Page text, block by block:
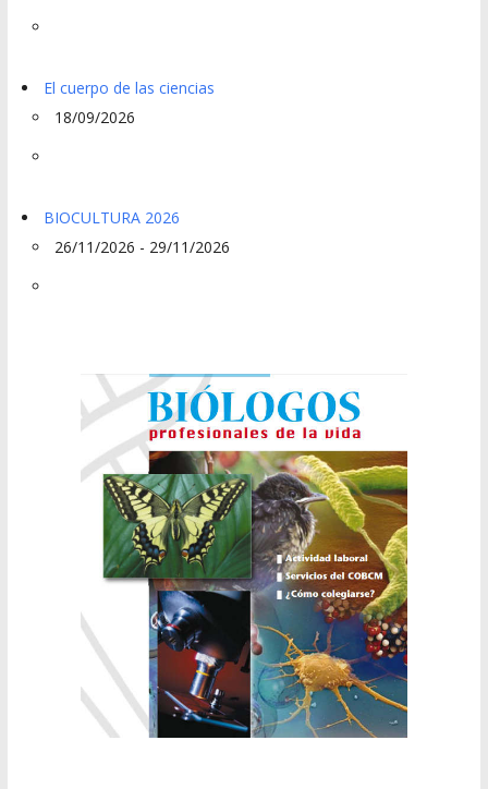
El cuerpo de las ciencias
18/09/2026
BIOCULTURA 2026
26/11/2026 - 29/11/2026